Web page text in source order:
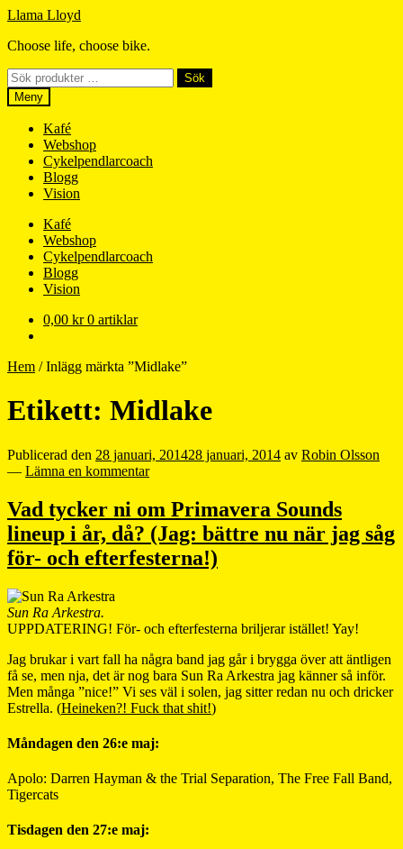
Hoppa
navigering
Hoppa
innehåll
Llama Lloyd
Choose life, choose bike.
Sök
efter:
Sök
Meny
Kafé
Webshop
Cykelpendlarcoach
Blogg
Vision
Kafé
Webshop
Cykelpendlarcoach
Blogg
Vision
0,00 kr 0 artiklar
Hem /Inlägg märkta ”Midlake”
Etikett: Midlake
Publicerad den 28 januari, 201428 januari, 2014 av Robin Olsson
— Lämna en kommentar
Vad tycker ni om Primavera Sounds
lineup i år, då? (Jag: bättre nu när jag såg
för- och efterfesterna!)
Sun Ra Arkestra.
UPPDATERING! För- och efterfesterna briljerar istället! Yay!
Jag brukar i vart fall ha några band jag går i brygga över att äntligen
få se, men nja, det är nog bara Sun Ra Arkestra jag känner så inför.
Men många ”nice!” Vi ses väl i solen, jag sitter redan nu och dricker
Estrella. (Heineken?! Fuck that shit!)
Måndagen den 26:e maj:
Apolo: Darren Hayman & the Trial Separation, The Free Fall Band,
Tigercats
Tisdagen den 27:e maj: